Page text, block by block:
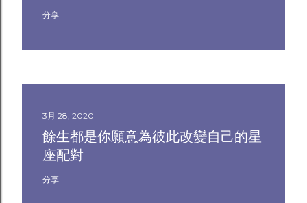
分享
3月 28, 2020
餘生都是你願意為彼此改變自己的星
座配對
分享